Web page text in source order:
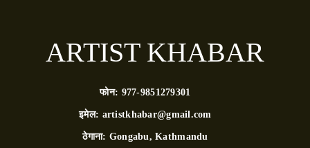
ARTIST KHABAR
फोन: 977-9851279301
इमेल: artistkhabar@gmail.com
ठेगाना: Gongabu, Kathmandu